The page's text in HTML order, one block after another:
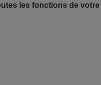
les fonctions de